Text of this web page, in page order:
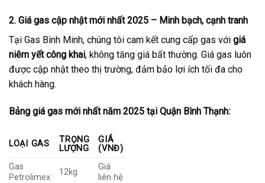
2. Giá gas cập nhật mới nhất 2025 – Minh bạch, cạnh tranh
Tại Gas Bình Minh, chúng tôi cam kết cung cấp gas với giá
niêm yết công khai, không tăng giá bất thường. Giá gas luôn
được cập nhật theo thị trường, đảm bảo lợi ích tối đa cho
khách hàng.
Bảng giá gas mới nhất năm 2025 tại Quận Bình Thạnh:
LOẠI GAS
TRỌNG
LƯỢNG
GIÁ
(VNĐ)
Gas
Petrolimex
12kg
Giá
liên hệ